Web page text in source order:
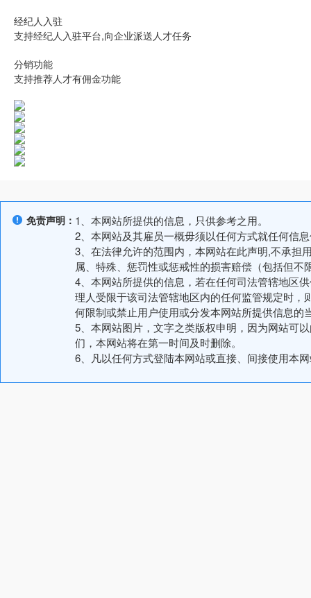
经纪人入驻
支持经纪人入驻平台,向企业派送人才任务
分销功能
支持推荐人才有佣金功能
免责声明： 1、本网站所提供的信息，只供参考之用。
2、本网站及其雇员一概毋须以任何方式就任何信
3、在法律允许的范围内，本网站在此声明,不承担
属、特殊、惩罚性或惩戒性的损害赔偿（包括但
4、本网站所提供的信息，若在任何司法管辖地区
理人受限于该司法管辖地区内的任何监管规定时
何限制或禁止用户使用或分发本网站所提供信息的
5、本网站图片，文字之类版权申明，因为网站可
们，本网站将在第一时间及时删除。
6、凡以任何方式登陆本网站或直接、间接使用本